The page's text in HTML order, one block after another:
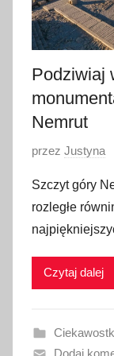
Podziwiaj
Nemrut
O
u
b
l
i
a
przez Justyna
Szczyt góry
rozległe
Czytaj dalej
Dodaj